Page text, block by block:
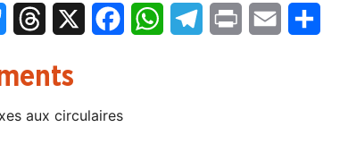
Bluesky Threads FacebookWhatsAppTelegram
Print Email
aux circulaires